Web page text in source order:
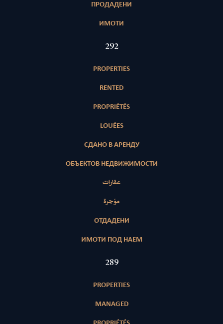
ПРОДАДЕНИ
ИМОТИ
418
PROPERTIES
RENTED
PROPRIÉTÉS
LOUÉES
СДАНО В АРЕНДУ
ОБЪЕКТОВ НЕДВИЖИМОСТИ
عقارات
مؤجرة
ОТДАДЕНИ
ИМОТИ ПОД НАЕМ
411
PROPERTIES
MANAGED